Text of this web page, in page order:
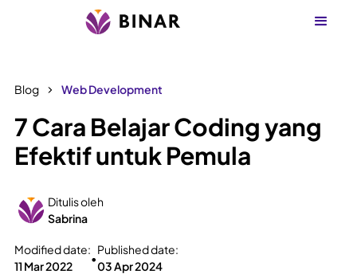
Blog Web Development
7 Cara Belajar Coding yang
Efektif untuk Pemula
Ditulis oleh
Sabrina
Modified date:
11 Mar 2022
•
Published date:
03 Apr 2024